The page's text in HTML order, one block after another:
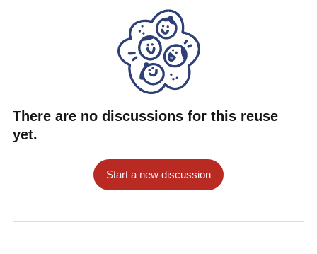
There are no discussions for this reuse
yet.
Start a new discussion